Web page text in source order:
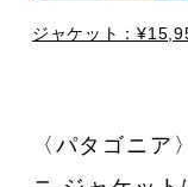
ジャケット：
〈パタゴニア